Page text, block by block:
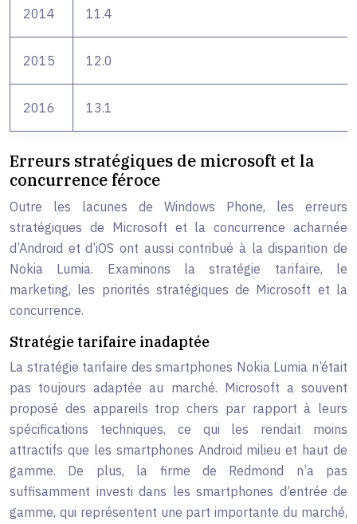
2014 11.4
2015 12.0
2016 13.1
Erreurs stratégiques de microsoft et la
concurrence féroce
Outre les lacunes de Windows Phone, les erreurs
stratégiques de Microsoft et la concurrence acharnée
d’Android et d’iOS ont aussi contribué à la disparition de
Nokia Lumia. Examinons la stratégie tarifaire, le
marketing, les priorités stratégiques de Microsoft et la
concurrence.
Stratégie tarifaire inadaptée
La stratégie tarifaire des smartphones Nokia Lumia n’était
pas toujours adaptée au marché. Microsoft a souvent
proposé des appareils trop chers par rapport à leurs
spécifications techniques, ce qui les rendait moins
attractifs que les smartphones Android milieu et haut de
gamme. De plus, la firme de Redmond n’a pas
suffisamment investi dans les smartphones d’entrée de
gamme, qui représentent une part importante du marché,